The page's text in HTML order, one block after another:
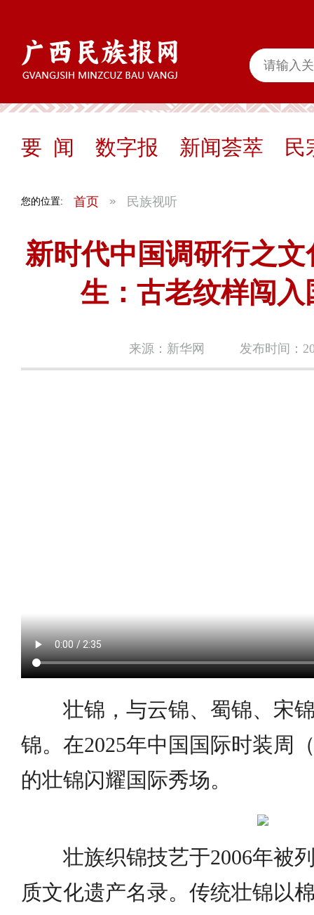
要 闻 数字报 新闻荟萃 民
您的位置: 首页 民族视听
新时代中国调研行之
生：古老纹样闯入
来源：新华网 发布时间：
壮锦，与云锦、蜀锦、宋锦
锦。在2025年中国国际时装周
的壮锦闪耀国际秀场。
壮族织锦技艺于2006年被列
质文化遗产名录。传统壮锦以